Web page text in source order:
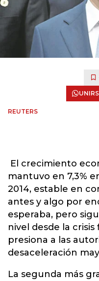
REUTERS
El crecimiento
mantuvo en 7,3%
2014, estable en
antes y algo por
esperaba, pero
nivel desde la
presiona a las
desaceleración
La segunda más